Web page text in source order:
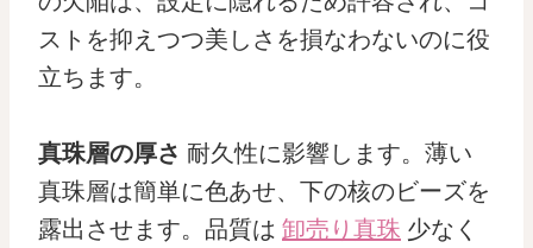
ストを抑えつつ美しさを損なわないのに役
立ちます。
真珠層の厚さ 耐久性に影響します。薄い
真珠層は簡単に色あせ、下の核のビーズを
露出させます。品質は 卸売り真珠 少なく